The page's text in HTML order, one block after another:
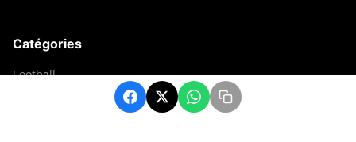
Catégories
Football